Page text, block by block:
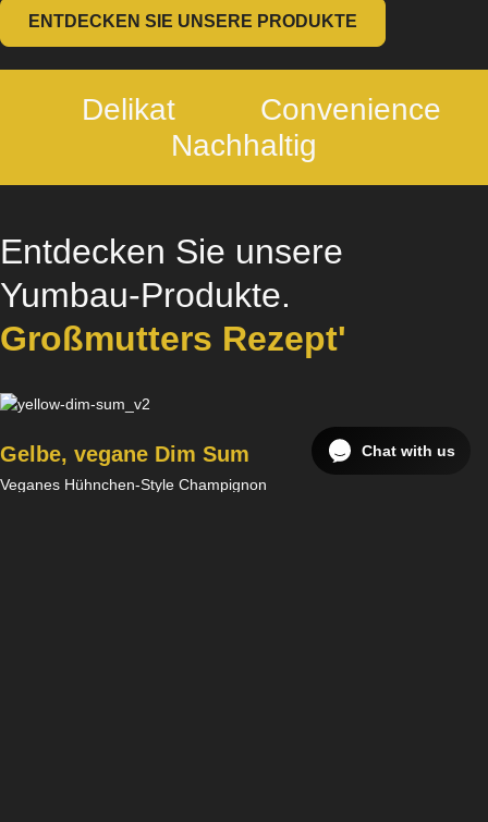
ENTDECKEN SIE UNSERE PRODUKTE
Delikat
Convenience
Nachhaltig
Entdecken Sie unsere
Yumbau-Produkte.
Großmutters Rezept'
Gelbe, vegane Dim Sum
Veganes Hühnchen-Style Champignon
Chat with us